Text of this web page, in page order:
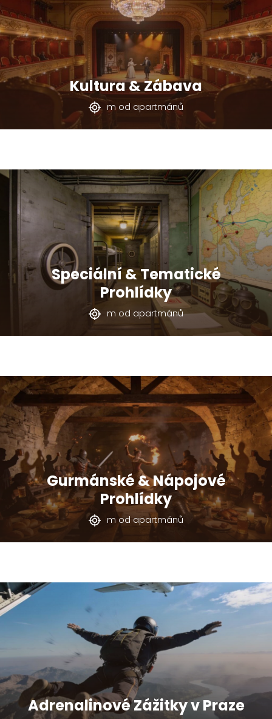
Kultura & Zábava
m od apartmánů
Speciální & Tematické
Prohlídky
m od apartmánů
Gurmánské & Nápojové
Prohlídky
m od apartmánů
Adrenalinové Zážitky v Praze